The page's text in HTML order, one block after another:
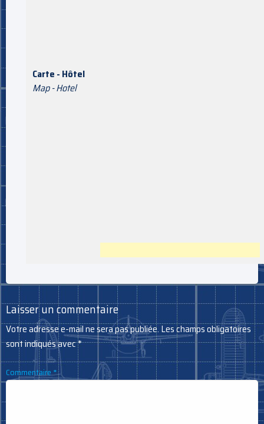
Carte - Hôtel
Map - Hotel
Laisser un commentaire
Votre adresse e-mail ne sera pas publiée.Les champs obligatoires
sont indiqués avec*
Commentaire*